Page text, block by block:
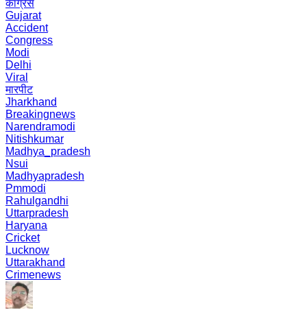
कांग्रेस
Gujarat
Accident
Congress
Modi
Delhi
Viral
मारपीट
Jharkhand
Breakingnews
Narendramodi
Nitishkumar
Madhya_pradesh
Nsui
Madhyapradesh
Pmmodi
Rahulgandhi
Uttarpradesh
Haryana
Cricket
Lucknow
Uttarakhand
Crimenews